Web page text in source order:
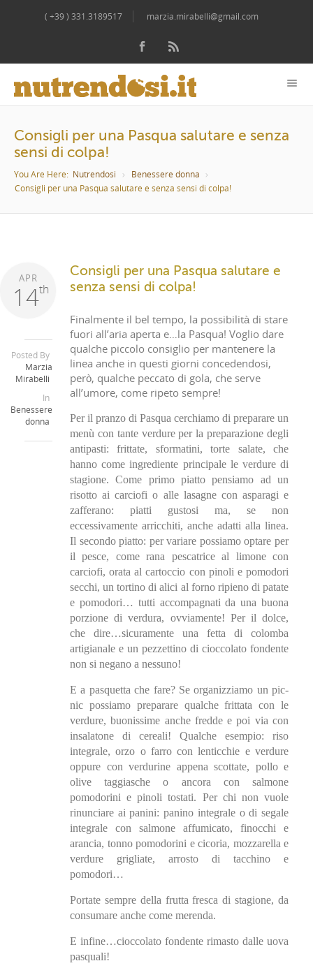
( +39 ) 331.3189517 marzia.mirabelli@gmail.com
Consigli per una Pasqua salutare e senza
sensi di colpa!
You Are Here: Nutrendosi
Benessere donna
Consigli per una Pasqua salutare e senza sensi di colpa!
14th
APR
Posted By
Marzia
Mirabelli
In
Benessere
donna
Consigli per una Pasqua salutare e
senza sensi di colpa!
Finalmente il bel tempo, la possibilità di stare
fuori all’aria aperta e…la Pasqua! Voglio dare
qualche piccolo consiglio per mantenere la
linea anche in questi giorni concedendosi,
però, qualche peccato di gola, che serve
all’umore, come ripeto sempre!
Per il pranzo di Pasqua cerchiamo di preparare un
menù con tante verdure per la preparazione degli
antipasti: frittate, sformatini, torte salate, che
hanno come ingrediente principale le verdure di
stagione. Come primo piatto pensiamo ad un
risotto ai carciofi o alle lasagne con asparagi e
zafferano: piatti gustosi ma, se non
eccessivamente arricchiti, anche adatti alla linea.
Il secondo piatto: per variare possiamo optare per
il pesce, come rana pescatrice al limone con
carciofi, orata al cartoccio con pinoli e pomodori
secchi, un tortino di alici al forno ripieno di patate
e pomodori… tutti accompagnati da una buona
porzione di verdura, ovviamente! Per il dolce,
che dire…sicuramente una fetta di colomba
artigianale e un pezzettino di cioccolato fondente
non si negano a nessuno!
E a pasquetta che fare? Se organizziamo un pic-
nic possiamo preparare qualche frittata con le
verdure, buonissime anche fredde e poi via con
insalatone di cereali! Qualche esempio: riso
integrale, orzo o farro con lenticchie e verdure
oppure con verdurine appena scottate, pollo e
olive taggiasche o ancora con salmone
pomodorini e pinoli tostati. Per chi non vuole
rinunciare ai panini: panino integrale o di segale
integrale con salmone affumicato, finocchi e
arancia, tonno pomodorini e cicoria, mozzarella e
verdure grigliate, arrosto di tacchino e
pomodori…
Portate sempre della frutta fresca di stagione, da
consumare anche come merenda.
E infine…cioccolato fondente rimasto dalle uova
pasquali!